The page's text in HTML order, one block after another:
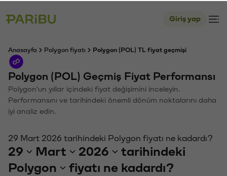
Giriş yap
Anasayfa Polygon fiyatı Polygon (POL) TL fiyat geçmişi
Polygon (POL) Geçmiş Fiyat Performansı
Polygon'un yıllar içindeki fiyat değişimini inceleyin.
Performansını ve tarihindeki önemli dönüm noktalarını daha
iyi analiz edin.
29 Mart 2026 tarihindeki Polygon fiyatı ne kadardı?
29 Mart 2026
tarihindeki
Polygon
fiyatı ne kadardı?